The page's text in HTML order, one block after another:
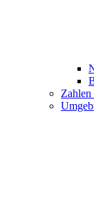
Zahlen